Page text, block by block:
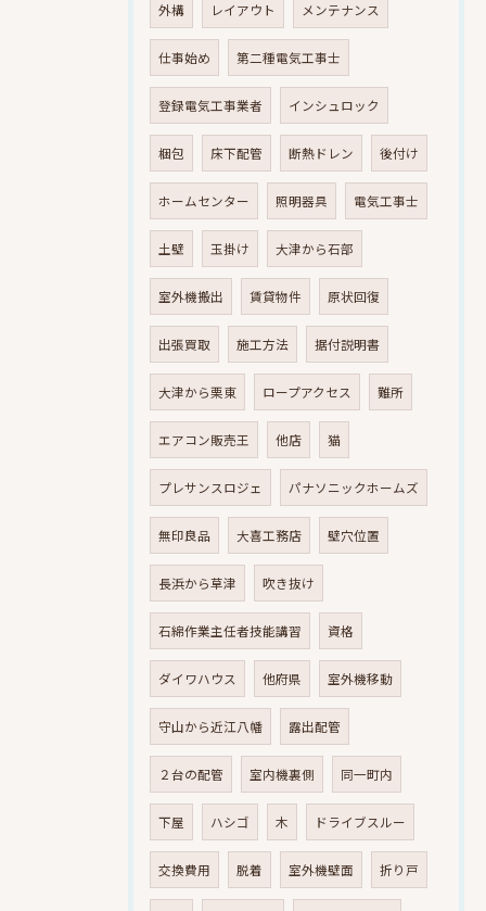
外構 レイアウト メンテナンス
仕事始め 第二種電気工事士
登録電気工事業者 インシュロック
梱包 床下配管 断熱ドレン 後付け
ホームセンター 照明器具 電気工事士
土壁 玉掛け 大津から石部
室外機搬出 賃貸物件 原状回復
出張買取 施工方法 据付説明書
大津から栗東 ロープアクセス 難所
エアコン販売王 他店 猫
プレサンスロジェ パナソニックホームズ
無印良品 大喜工務店 壁穴位置
長浜から草津 吹き抜け
石綿作業主任者技能講習 資格
ダイワハウス 他府県 室外機移動
守山から近江八幡 露出配管
２台の配管 室内機裏側 同一町内
下屋 ハシゴ 木 ドライブスルー
交換費用 脱着 室外機壁面 折り戸